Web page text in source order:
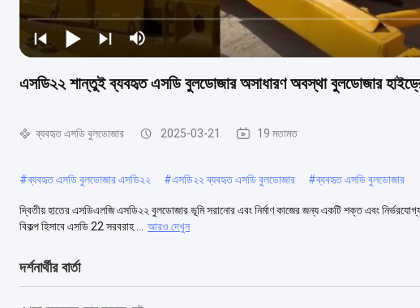
এসডি২২ শান্তুই ব্যবহৃত এসডি বুলডোজার অসাধারণ অবস্থা বুলডোজার
ব্যবহৃত এসডি বুলডোজার 2025-03-21 19 মতামত
#ব্যবহৃত এসডি বুলডোজার এসডি২২ #এসডি২২ ব্যবহৃত এসডি বুলডোজার #ব্যবহৃত এসডি বুলডোজার
দ্বিতীয় হাতের এসডিএলজি এসডি২২ বুলডোজার ভূমি সরানোর এবং নির্মাণ কাজের জন্য একটি শক্ত এবং
বিকল্প হিসাবে এসডি 22 সরবরাহ ...
আরও দেখুন
দর্শনার্থীর বার্তা